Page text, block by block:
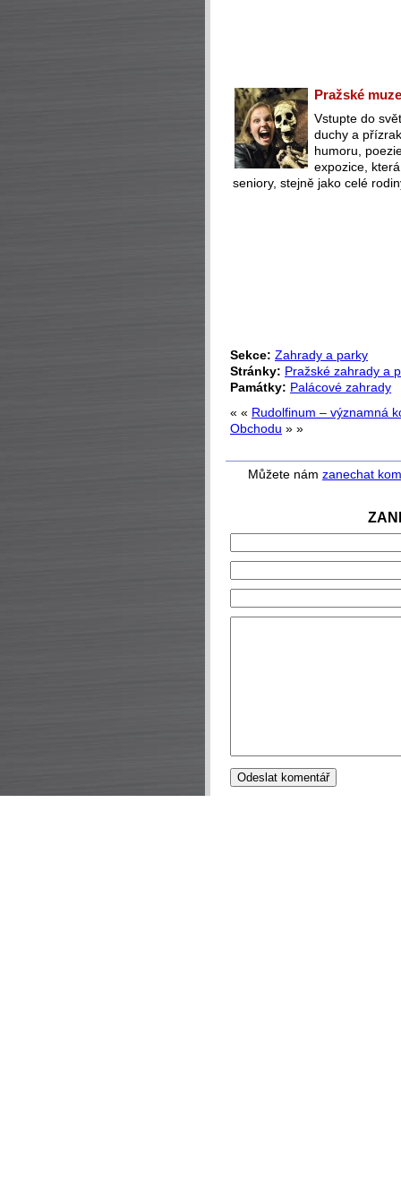
Pražské
Vstupte do
duchy a
humoru,
expozice,
seniory, stejně jako celé
Sekce: Zahrady a parky
Stránky: Pražské zahrady a
Památky: Palácové zahrady
« « Rudolfinum – významná
Obchodu » »
Můžete nám zanechat